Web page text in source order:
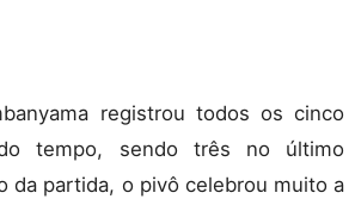
registrou todos os cinco
tempo, sendo três no último
da partida, o pivô celebrou muito a